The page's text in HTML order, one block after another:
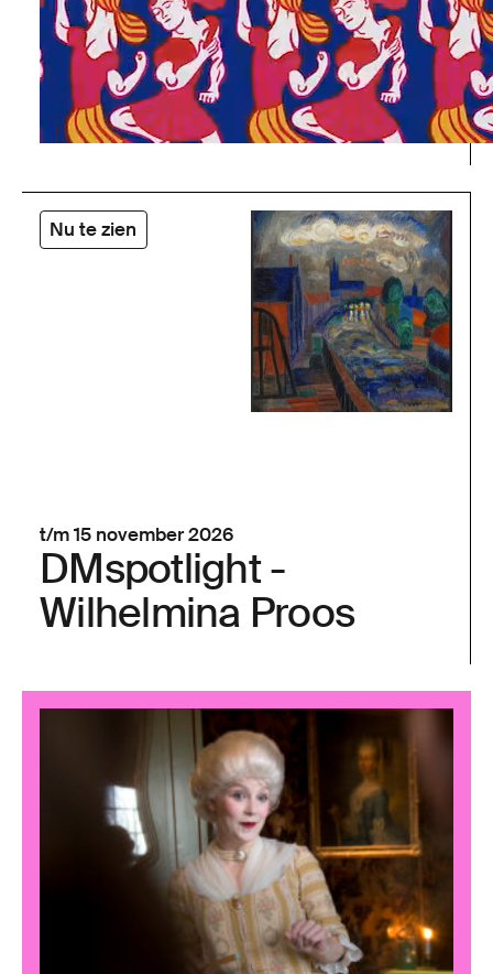
Nu te zien
t/m 15 november 2026
DMspotlight -
Wilhelmina Proos